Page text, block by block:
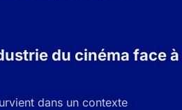
du cinéma face à
dans un contexte